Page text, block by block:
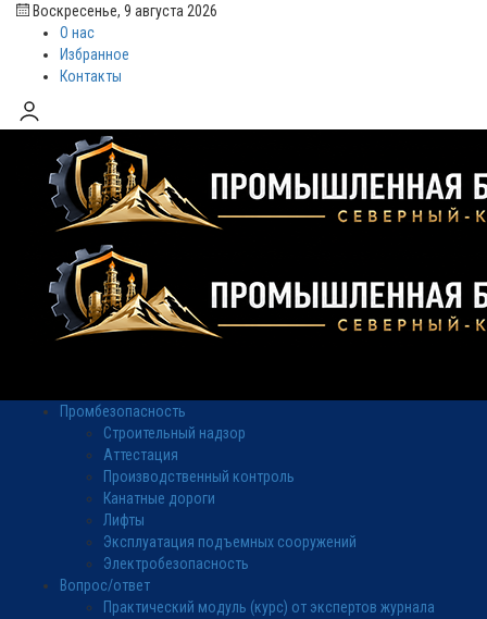
Воскресенье, 9 августа 2026
О нас
Избранное
Контакты
Промбезопасность
Строительный надзор
Аттестация
Производственный контроль
Канатные дороги
Лифты
Эксплуатация подъемных сооружений
Электробезопасность
Вопрос/ответ
Практический модуль (курс) от экспертов журнала